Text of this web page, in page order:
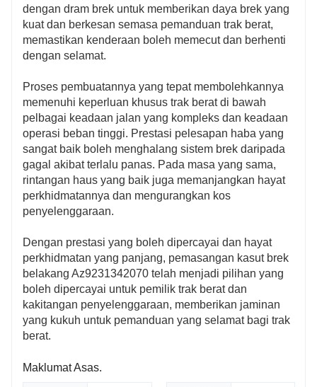
dengan dram brek untuk memberikan daya brek yang
kuat dan berkesan semasa pemanduan trak berat,
memastikan kenderaan boleh memecut dan berhenti
dengan selamat.
Proses pembuatannya yang tepat membolehkannya
memenuhi keperluan khusus trak berat di bawah
pelbagai keadaan jalan yang kompleks dan keadaan
operasi beban tinggi. Prestasi pelesapan haba yang
sangat baik boleh menghalang sistem brek daripada
gagal akibat terlalu panas. Pada masa yang sama,
rintangan haus yang baik juga memanjangkan hayat
perkhidmatannya dan mengurangkan kos
penyelenggaraan.
Dengan prestasi yang boleh dipercayai dan hayat
perkhidmatan yang panjang, pemasangan kasut brek
belakang Az9231342070 telah menjadi pilihan yang
boleh dipercayai untuk pemilik trak berat dan
kakitangan penyelenggaraan, memberikan jaminan
yang kukuh untuk pemanduan yang selamat bagi trak
berat.
Maklumat Asas.